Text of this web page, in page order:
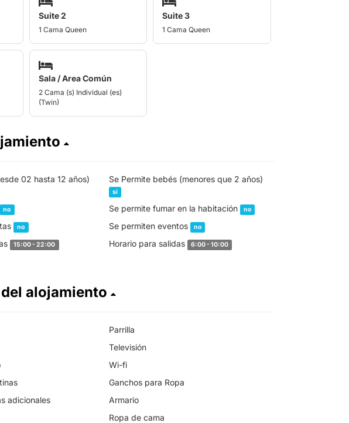
Suite 2
1 Cama Queen
Suite 3
1 Cama Queen
Sala / Area Común
2 Cama (s) Individual (es)
(Twin)
02 hasta 12 años) Se Permite bebés (menores que 2 años)
sí
no Se permite fumar en la habitación no
no Se permiten eventos no
15:00 - 22:00 Horario para salidas 6:00 - 10:00
alojamiento
Parrilla
Televisión
Wi-fi
Ganchos para Ropa
adicionales
Armario
Ropa de cama